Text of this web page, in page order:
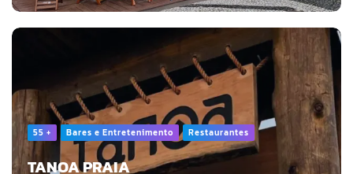
55 + Bares e Entretenimento Restaurantes
TANOA PRAIA